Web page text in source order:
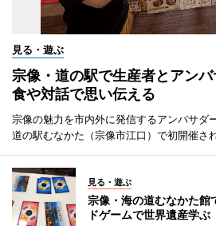
見る・遊ぶ
宗像・道の駅で生産者とアン
食や対話で思い伝える
宗像の魅力を市内外に発信するアンバサダ
道の駅むなかた（宗像市江口）で初開催され
見る・遊ぶ
宗像・海の道むなかた
ドゲームで世界遺産学ぶ